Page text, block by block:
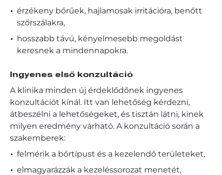
érzékeny bőrűek, hajlamosak irritációra, benőtt
szőrszálakra,
hosszabb távú, kényelmesebb megoldást
keresnek a mindennapokra.
Ingyenes első konzultáció
A klinika minden új érdeklődőnek ingyenes
konzultációt kínál. Itt van lehetőség kérdezni,
átbeszélni a lehetőségeket, és tisztán látni, kinek
milyen eredmény várható. A konzultáció során a
szakemberek:
felmérik a bőrtípust és a kezelendő területeket,
elmagyarázzák a kezeléssorozat menetét,